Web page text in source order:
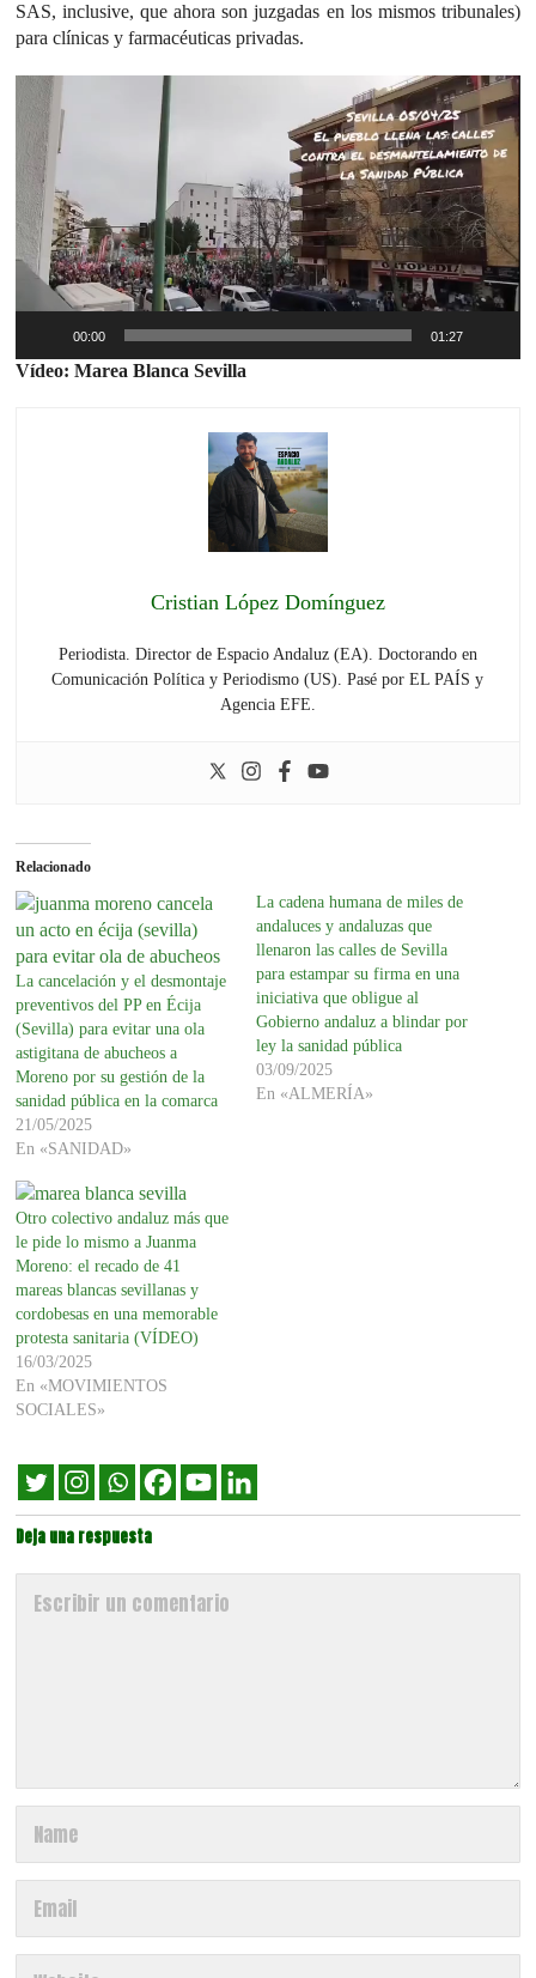
SAS, inclusive, que ahora son juzgadas en los mismos tribunales)
para clínicas y farmacéuticas privadas.
Reproductor
vídeo
00:00 01:27
Vídeo: Marea Blanca Sevilla
Cristian López Domínguez
Periodista. Director de Espacio Andaluz (EA). Doctorando en
Comunicación Política y Periodismo (US). Pasé por EL PAÍS y
Agencia EFE.
Relacionado
La cancelación y el desmontaje
preventivos del PP en Écija
(Sevilla) para evitar una ola
astigitana de abucheos a
Moreno por su gestión de la
sanidad pública en la comarca
21/05/2025
En «SANIDAD»
La cadena humana de miles de
andaluces y andaluzas que
llenaron las calles de Sevilla
para estampar su firma en una
iniciativa que obligue al
Gobierno andaluz a blindar por
ley la sanidad pública
03/09/2025
En «ALMERÍA»
Otro colectivo andaluz más que
le pide lo mismo a Juanma
Moreno: el recado de 41
mareas blancas sevillanas y
cordobesas en una memorable
protesta sanitaria (VÍDEO)
16/03/2025
En «MOVIMIENTOS
SOCIALES»
Deja una respuesta